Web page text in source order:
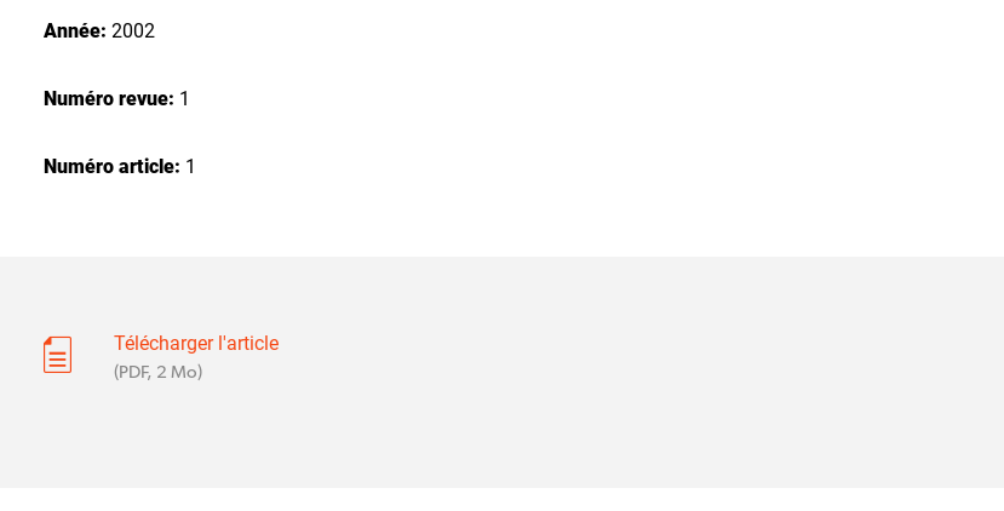
Année: 2002
Numéro revue: 1
Numéro article: 1
Télécharger l'article
(PDF, 2 Mo)